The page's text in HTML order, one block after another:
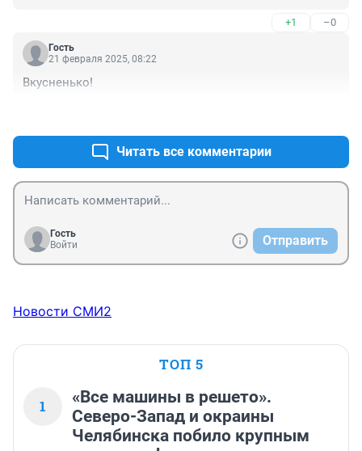
+1 –0
Гость
21 февраля 2025, 08:22
Вкусненько!
Читать все комментарии
Гость
Войти
Отправить
Новости СМИ2
ТОП 5
1
«Все машины в решето».
Северо-Запад и окраины
Челябинска побило крупным